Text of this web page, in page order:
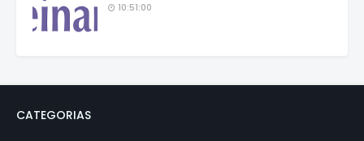
10:51:00
CATEGORIAS